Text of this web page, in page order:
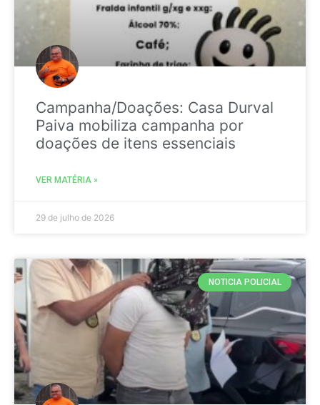
Campanha/Doações: Casa Durval
Paiva mobiliza campanha por
doações de itens essenciais
VER MATÉRIA »
29 de julho de 2026
NOTICIA POLICIAL